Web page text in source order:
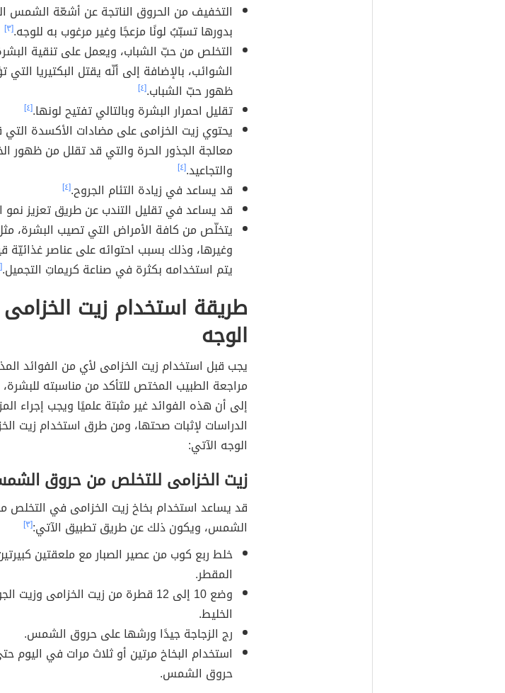
التخفيف من الحروق الناتجة عن أشعّة الشمس
بدورها تسبّبُ لونًا مزعجًا وغير مرغوب به للوجه.[٣]
التخلص من حبّ الشباب، ويعمل على تنقية
الشوائب، بالإضافة إلى أنّه يقتل البكتيريا
ظهور حبّ الشباب.[٤]
تقليل احمرار البشرة وبالتالي تفتيح لونها.[٤]
يحتوي زيت الخزامى على مضادات الأكسدة
معالجة الجذور الحرة والتي قد تقلل من ظهور
والتجاعيد.[٤]
قد يساعد في زيادة التئام الجروح.[٤]
قد يساعد في تقليل التندب عن طريق تعزيز نمو
يتخلّص من كافة الأمراض التي تصيب البشرة، مثل
وغيرها، وذلك بسبب احتوائه على عناصر غذائيّة
يتم استخدامه بكثرة في صناعة كريماتِ التجميل.[٤]
طريقة استخدام زيت
الوجه
يجب قبل استخدام زيت الخزامى لأي من الفوائد
مراجعة الطبيب المختص للتأكد من مناسبته للبشرة،
إلى أن هذه الفوائد غير مثبتة علميًا ويجب إجراء
الدراسات لإثبات صحتها، ومن طرق استخدام زيت
الوجه الآتي:
زيت الخزامى للتخلص من حروق
قد يساعد استخدام بخاخ زيت الخزامى في التخلص
الشمس، ويكون ذلك عن طريق تطبيق الآتي:[٣]
خلط ربع كوب من عصير الصبار مع ملعقتين
المقطر.
وضع 10 إلى 12 قطرة من زيت الخزامى وزيت
الخليط.
رج الزجاجة جيدًا ورشها على حروق الشمس.
استخدام البخاخ مرتين أو ثلاث مرات في
حروق الشمس.